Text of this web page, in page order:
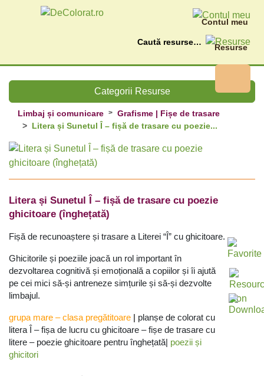
Contul meu
Resurse
Caută
Categorii Resurse
Limbaj și comunicare
Grafisme | Fișe de trasare
Litera și Sunetul Î – fișă de trasare cu poezie...
Litera și Sunetul Î – fișă de trasare cu poezie
ghicitoare (înghețată)
Fișă de recunoaștere și trasare a Literei “Î” cu ghicitoare.
Ghicitorile și poeziile joacă un rol important în
dezvoltarea cognitivă și emoțională a copiilor și îi ajută
pe cei mici să-și antreneze simțurile și să-și dezvolte
limbajul.
grupa mare – clasa pregătitoare | planșe de colorat cu
litera Î – fișa de lucru cu ghicitoare – fișe de trasare cu
litere – poezie ghicitoare pentru înghețată| poezii și
ghicitori